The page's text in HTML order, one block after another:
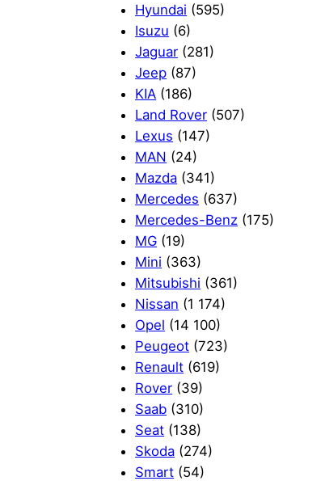
Hyundai (595)
Isuzu (6)
Jaguar (281)
Jeep (87)
KIA (186)
Land Rover (507)
Lexus (147)
MAN (24)
Mazda (341)
Mercedes (637)
Mercedes-Benz (175)
MG (19)
Mini (363)
Mitsubishi (361)
Nissan (1 174)
Opel (14 100)
Peugeot (723)
Renault (619)
Rover (39)
Saab (310)
Seat (138)
Skoda (274)
Smart (54)